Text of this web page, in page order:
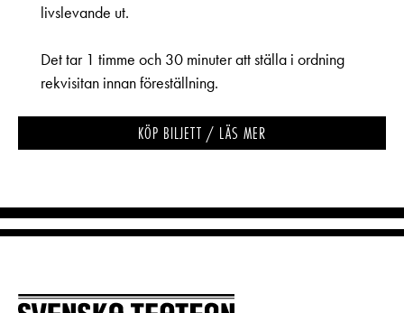
livslevande ut.
Det tar 1 timme och 30 minuter att ställa i ordning
rekvisitan innan föreställning.
KÖP BILJETT / LÄS MER